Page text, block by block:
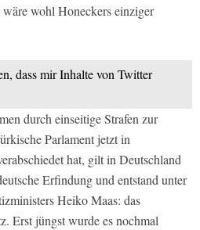
wohl Honeckers einziger
dass mir Inhalte von Twitter
durch einseitige Strafen zur
Parlament jetzt in
hat, gilt in Deutschland
Erfindung und entstand unter
Heiko Maas: das
Erst jüngst wurde es nochmal